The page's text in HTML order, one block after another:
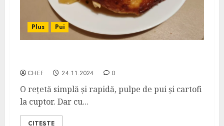
Plus Pui
CHEF 24.11.2024 0
O rețetă simplă și rapidă, pulpe de pui și cartofi
la cuptor. Dar cu...
CITEȘTE